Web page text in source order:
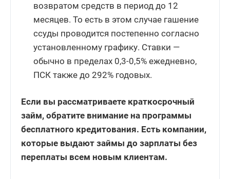
возвратом средств в период до 12
месяцев. То есть в этом случае гашение
ссуды проводится постепенно согласно
установленному графику. Ставки —
обычно в пределах 0,3-0,5% ежедневно,
ПСК также до 292% годовых.
Если вы рассматриваете краткосрочный
займ, обратите внимание на программы
бесплатного кредитования. Есть компании,
которые выдают займы до зарплаты без
переплаты всем новым клиентам.